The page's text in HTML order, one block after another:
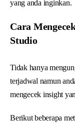
yang anda inginkan.
Cara
Studio
Tidak hanya
terjadwal namun
mengecek insight
Berikut beberapa